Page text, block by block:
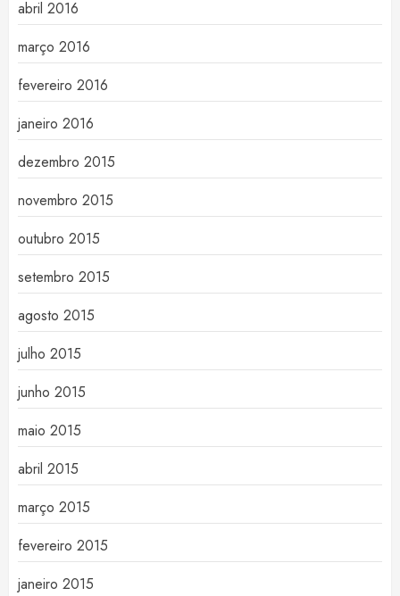
abril 2016
março 2016
fevereiro 2016
janeiro 2016
dezembro 2015
novembro 2015
outubro 2015
setembro 2015
agosto 2015
julho 2015
junho 2015
maio 2015
abril 2015
março 2015
fevereiro 2015
janeiro 2015